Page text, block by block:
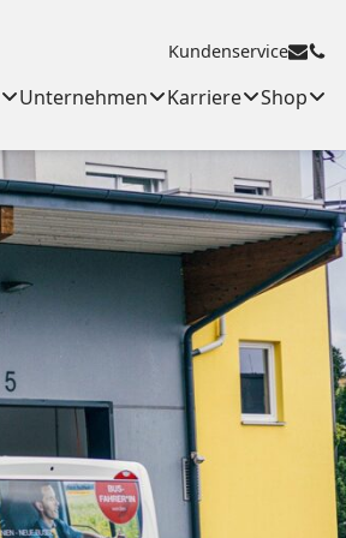
Kundenservice
Unternehmen Karriere Shop